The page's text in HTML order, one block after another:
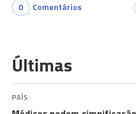
0 Comentários
Últimas
PAÍS